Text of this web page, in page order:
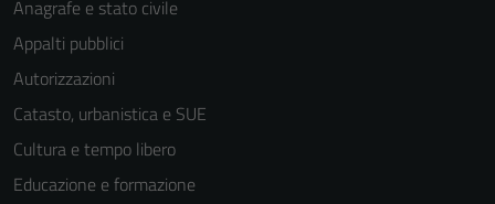
Anagrafe e stato civile
Appalti pubblici
Autorizzazioni
Catasto, urbanistica e SUE
Cultura e tempo libero
Educazione e formazione